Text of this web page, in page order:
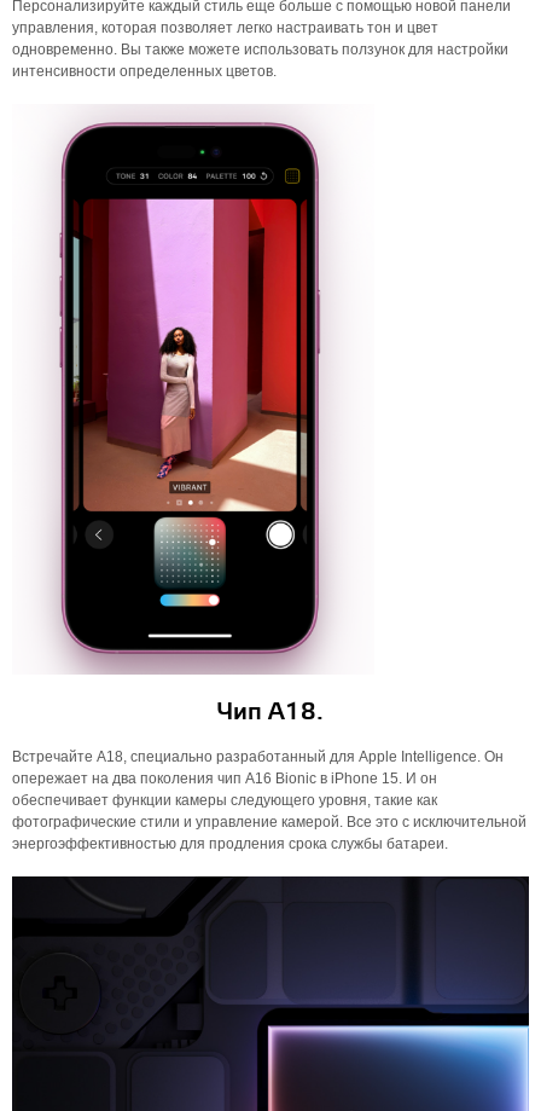
Персонализируйте каждый стиль еще больше с помощью новой панели
управления, которая позволяет легко настраивать тон и цвет
одновременно. Вы также можете использовать ползунок для настройки
интенсивности определенных цветов.
Чип А18.
Встречайте A18, специально разработанный для Apple Intelligence. Он
опережает на два поколения чип A16 Bionic в iPhone 15. И он
обеспечивает функции камеры следующего уровня, такие как
фотографические стили и управление камерой. Все это с исключительной
энергоэффективностью для продления срока службы батареи.